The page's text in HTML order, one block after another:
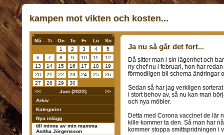
kampen mot vikten och kosten...
Må Ti On To Fr Lö
Sö
1
2 3 4
5
6
7 8 9 10 11
12
13
14 15 16 17 18
19
20
21 22 23 24 25
26
27
28 29
30
<<
Juni (2022)
>>
Arkiv
Kategorier
Nya inlägg
till minne av min mamma
Anitha Jörgensson
Ja nu så går det fort...
Då sitter man i sin lägenhet och
ny chef nu i februari, hon har
förmodligen bli schema ändringar
Sedan så har jag verkligen
i stort behov av, så nu kan man
och nya möbler.
Detta med Corona vaccinet de lär
kille kommer ta den. Så man har
kommer stoppa smittspridningen i